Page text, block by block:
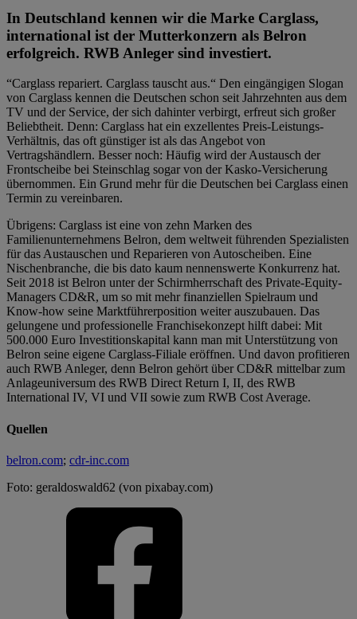
In Deutschland kennen wir die Marke Carglass,
international ist der Mutterkonzern als Belron
erfolgreich. RWB Anleger sind investiert.
“Carglass repariert. Carglass tauscht aus.“ Den eingängigen Slogan
von Carglass kennen die Deutschen schon seit Jahrzehnten aus dem
TV und der Service, der sich dahinter verbirgt, erfreut sich großer
Beliebtheit. Denn: Carglass hat ein exzellentes Preis-Leistungs-
Verhältnis, das oft günstiger ist als das Angebot von
Vertragshändlern. Besser noch: Häufig wird der Austausch der
Frontscheibe bei Steinschlag sogar von der Kasko-Versicherung
übernommen. Ein Grund mehr für die Deutschen bei Carglass einen
Termin zu vereinbaren.
Übrigens: Carglass ist eine von zehn Marken des
Familienunternehmens Belron, dem weltweit führenden Spezialisten
für das Austauschen und Reparieren von Autoscheiben. Eine
Nischenbranche, die bis dato kaum nennenswerte Konkurrenz hat.
Seit 2018 ist Belron unter der Schirmherrschaft des Private-Equity-
Managers CD&R, um so mit mehr finanziellen Spielraum und
Know-how seine Marktführerposition weiter auszubauen. Das
gelungene und professionelle Franchisekonzept hilft dabei: Mit
500.000 Euro Investitionskapital kann man mit Unterstützung von
Belron seine eigene Carglass-Filiale eröffnen. Und davon profitieren
auch RWB Anleger, denn Belron gehört über CD&R mittelbar zum
Anlageuniversum des RWB Direct Return I, II, des RWB
International IV, VI und VII sowie zum RWB Cost Average.
Quellen
belron.com; cdr-inc.com
Foto: geraldoswald62 (von pixabay.com)